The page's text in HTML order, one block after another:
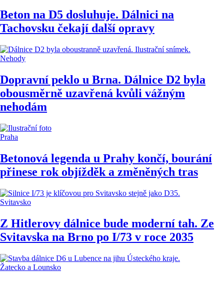
Beton na D5 dosluhuje. Dálnici na
Tachovsku čekají další opravy
Nehody
Dopravní peklo u Brna. Dálnice D2 byla
obousměrně uzavřená kvůli vážným
nehodám
Praha
Betonová legenda u Prahy končí, bourání
přinese rok objížděk a změněných tras
Svitavsko
Z Hitlerovy dálnice bude moderní tah. Ze
Svitavska na Brno po I/73 v roce 2035
Žatecko a Lounsko